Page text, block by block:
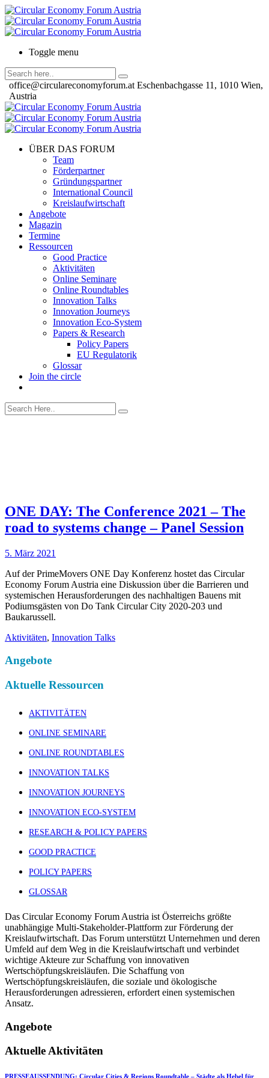
Toggle menu
office@circulareconomyforum.at Eschenbachgasse 11, 1010 Wien,
Austria
ÜBER DAS FORUM
Team
Förderpartner
Gründungspartner
International Council
Kreislaufwirtschaft
Angebote
Magazin
Termine
Ressourcen
Good Practice
Aktivitäten
Online Seminare
Online Roundtables
Innovation Talks
Innovation Journeys
Innovation Eco-System
Papers & Research
Policy Papers
EU Regulatorik
Glossar
Join the circle
ONE DAY: The Conference 2021 – The
road to systems change – Panel Session
5. März 2021
Auf der PrimeMovers ONE Day Konferenz hostet das Circular
Economy Forum Austria eine Diskussion über die Barrieren und
systemischen Herausforderungen des nachhaltigen Bauens mit
Podiumsgästen von Do Tank Circular City 2020-203 und
Baukarussell.
Aktivitäten, Innovation Talks
Angebote
Aktuelle Ressourcen
AKTIVITÄTEN
ONLINE SEMINARE
ONLINE ROUNDTABLES
INNOVATION TALKS
INNOVATION JOURNEYS
INNOVATION ECO-SYSTEM
RESEARCH & POLICY PAPERS
GOOD PRACTICE
POLICY PAPERS
GLOSSAR
Das Circular Economy Forum Austria ist Österreichs größte
unabhängige Multi-Stakeholder-Plattform zur Förderung der
Kreislaufwirtschaft. Das Forum unterstützt Unternehmen und deren
Umfeld auf dem Weg in die Kreislaufwirtschaft und verbindet
wichtige Akteure zur Schaffung von innovativen
Wertschöpfungskreisläufen. Die Schaffung von
Wertschöpfungskreisläufen, die soziale und ökologische
Herausforderungen adressieren, erfordert einen systemischen
Ansatz.
Angebote
Aktuelle Aktivitäten
PRESSEAUSSENDUNG: Circular Cities & Regions Roundtable – Städte als Hebel für